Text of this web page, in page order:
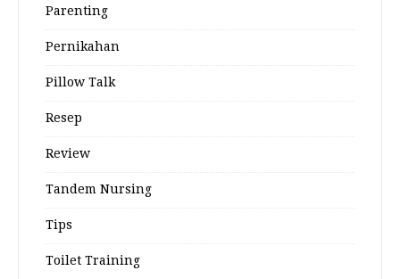
Parenting
Pernikahan
Pillow Talk
Resep
Review
Tandem Nursing
Tips
Toilet Training